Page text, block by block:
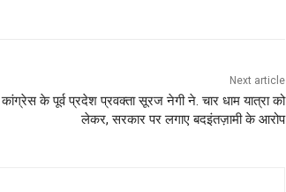
Next article
कांग्रेस के पूर्व प्रदेश प्रवक्ता सूरज नेगी ने. चार धाम यात्रा को
लेकर, सरकार पर लगाए बदइंतज़ामी के आरोप